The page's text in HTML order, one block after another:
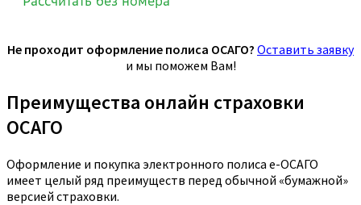
Не проходит оформление полиса ОСАГО? Оставить заявку
и мы поможем Вам!
Преимущества онлайн страховки
ОСАГО
Оформление и покупка электронного полиса е-ОСАГО
имеет целый ряд преимуществ перед обычной «бумажной»
версией страховки.